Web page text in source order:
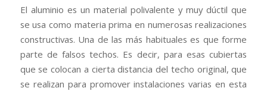
El aluminio es un material polivalente y muy dúctil que
se usa como materia prima en numerosas realizaciones
constructivas. Una de las más habituales es que forme
parte de falsos techos. Es decir, para esas cubiertas
que se colocan a cierta distancia del techo original, que
se realizan para promover instalaciones varias en esta